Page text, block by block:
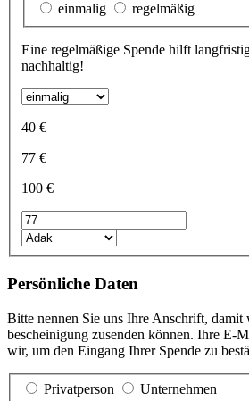
einmalig regelmäßig
Eine regelmäßige Spende hilft
nachhaltig!
40 €
77 €
100 €
Persönliche Daten
Bitte nennen Sie uns Ihre Anschrift,
bescheinigung zu­senden können. Ihre E-
wir, um den Eingang Ihrer Spende zu
Privatperson Unternehmen